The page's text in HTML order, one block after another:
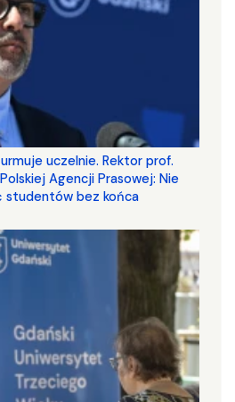
uczelnie. Rektor prof.
Agencji Prasowej: Nie
studentów bez końca